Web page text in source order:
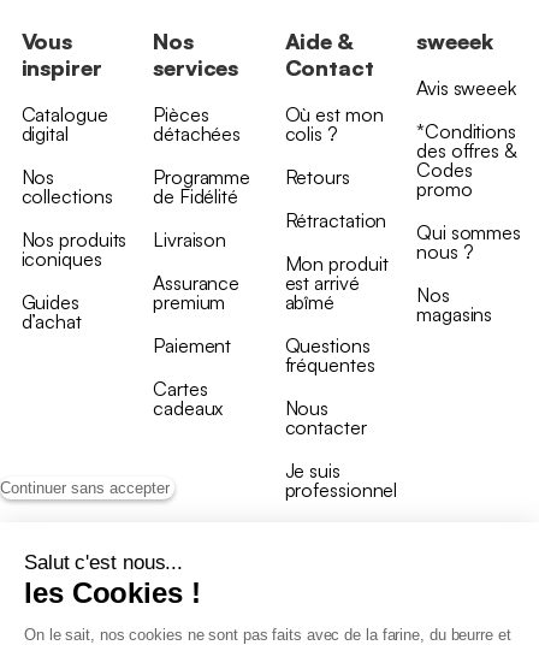
Continuer sans accepter
Salut c'est nous...
les Cookies !
On le sait, nos cookies ne sont pas faits avec de la farine, du beurre et
Vous
inspirer
Catalogue
digital
Nos
collections
Nos produits
iconiques
Guides
d’achat
Nos
services
Pièces
détachées
Programme
de Fidélité
Livraison
Assurance
premium
Paiement
Cartes
cadeaux
Aide &
Contact
Où est mon
colis ?
Retours
Rétractation
Mon produit
est arrivé
abîmé
Questions
fréquentes
Nous
contacter
Je suis
professionnel
sweeek
Avis sweeek
*Conditions
des offres &
Codes
promo
Qui sommes
nous ?
Nos
magasins
Conditions générales de vente